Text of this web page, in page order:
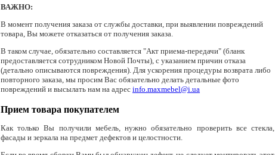
ВАЖНО:
В момент получения заказа от службы доставки, при выявлении повреждений
товара, Вы можете отказаться от получения заказа.
В таком случае, обязательно составляется "Акт приема-передачи" (бланк
предоставляется сотрудником Новой Почты), с указанием причин отказа
(детально описываются повреждения). Для ускорения процедуры возврата либо
повторного заказа, мы просим Вас обязательно делать детальные фото
повреждений и высылать нам на адрес info.maxmebel@i.ua
Прием товара покупателем
Как только Вы получили мебель, нужно обязательно проверить все стекла,
фасады и зеркала на предмет дефектов и целостности.